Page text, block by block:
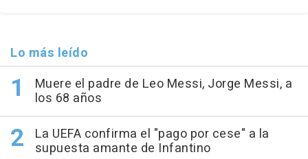
Lo más leído
Muere el padre de Leo Messi, Jorge Messi, a
los 68 años
La UEFA confirma el "pago por cese" a la
supuesta amante de Infantino